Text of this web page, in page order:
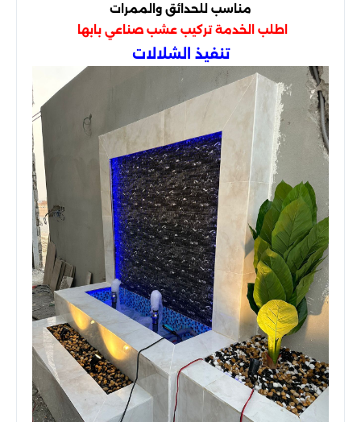
مناسب للحدائق والممرات
اطلب الخدمةتركيب عشب صناعي بابها
تنفيذ الشلالات